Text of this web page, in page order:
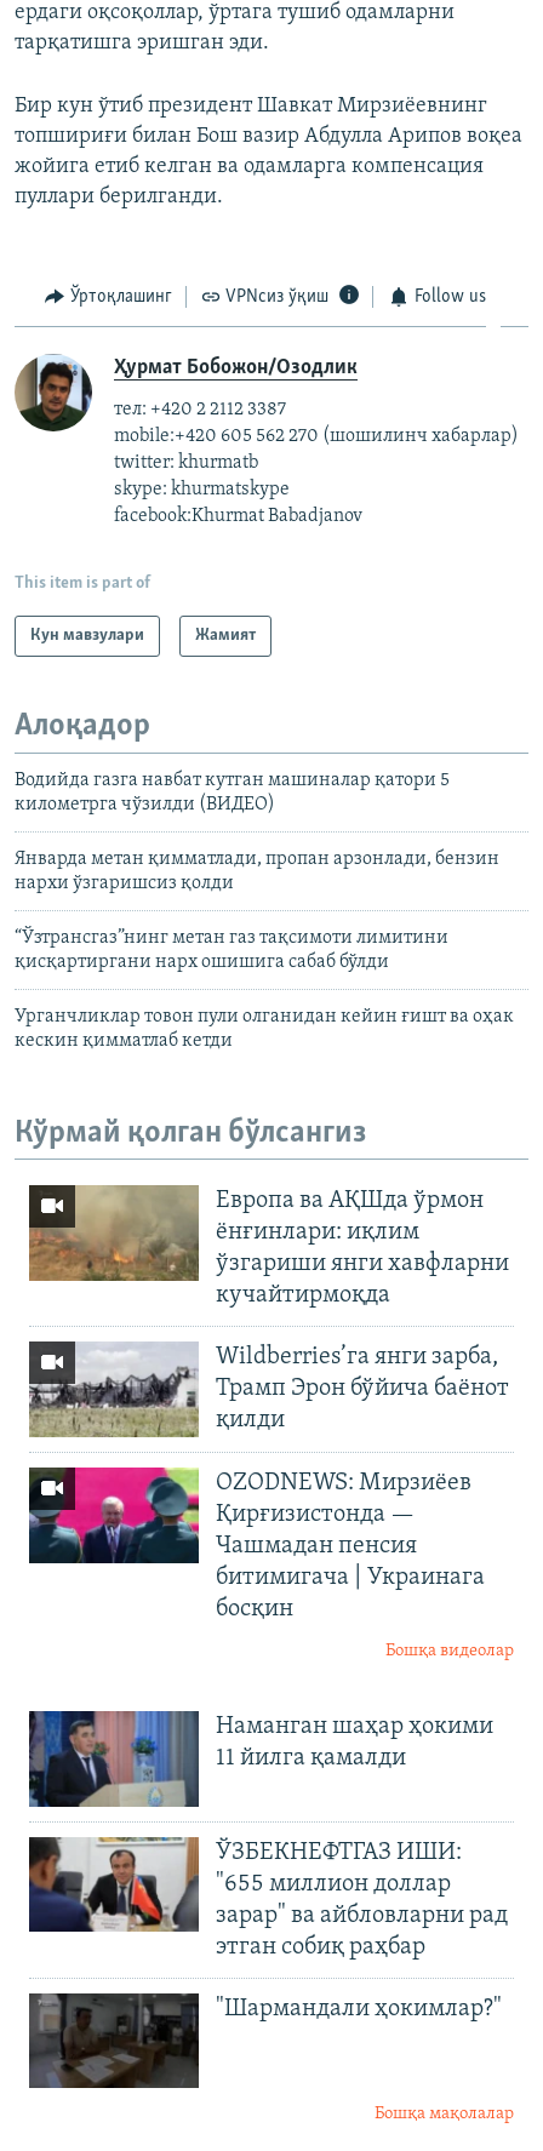
ердаги оқсоқоллар, ўртага тушиб одамларни
тарқатишга эришган эди.
Бир кун ўтиб президент Шавкат Мирзиёевнинг
топшириғи билан Бош вазир Абдулла Арипов воқеа
жойига етиб келган ва одамларга компенсация
пуллари берилганди.
Ўртоқлашинг VPNсиз ўқиш Follow us
Ҳурмат Бобожон/Озодлик
тел: +420 2 2112 3387
mobile:+420 605 562 270 (шошилинч хабарлар)
twitter: khurmatb
skype: khurmatskype
facebook:Khurmat Babadjanov
This item is part of
Кун мавзулари Жамият
Алоқадор
Водийда газга навбат кутган машиналар қатори 5
километрга чўзилди (ВИДЕО)
Январда метан қимматлади, пропан арзонлади, бензин
нархи ўзгаришсиз қолди
“Ўзтрансгаз”нинг метан газ тақсимоти лимитини
қисқартиргани нарх ошишига сабаб бўлди
Урганчликлар товон пули олганидан кейин ғишт ва оҳак
кескин қимматлаб кетди
Кўрмай қолган бўлсангиз
Европа ва АҚШда ўрмон
ёнғинлари: иқлим
ўзгариши янги хавфларни
кучайтирмоқда
Wildberries’га янги зарба,
Трамп Эрон бўйича баёнот
қилди
OZODNEWS: Мирзиёев
Қирғизистонда —
Чашмадан пенсия
битимигача | Украинага
босқин
Бошқа видеолар
Наманган шаҳар ҳокими
11 йилга қамалди
ЎЗБЕКНЕФТГАЗ ИШИ:
"655 миллион доллар
зарар" ва айбловларни рад
этган собиқ раҳбар
"Шармандали ҳокимлар?"
Бошқа мақолалар